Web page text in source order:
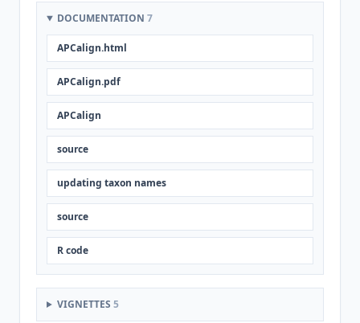
DOCUMENTATION 7
APCalign.html
APCalign.pdf
APCalign
source
updating taxon names
source
R code
VIGNETTES 5